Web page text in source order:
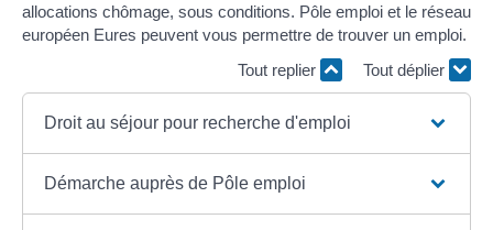
allocations chômage, sous conditions. Pôle emploi et le réseau
européen Eures peuvent vous permettre de trouver un emploi.
Tout replier
Tout déplier
Droit au séjour pour recherche d'emploi
Démarche auprès de Pôle emploi